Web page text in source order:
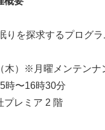
を探求するプログラ
木）※月曜メンテンナ
時〜16時30分
プレミア 2 階